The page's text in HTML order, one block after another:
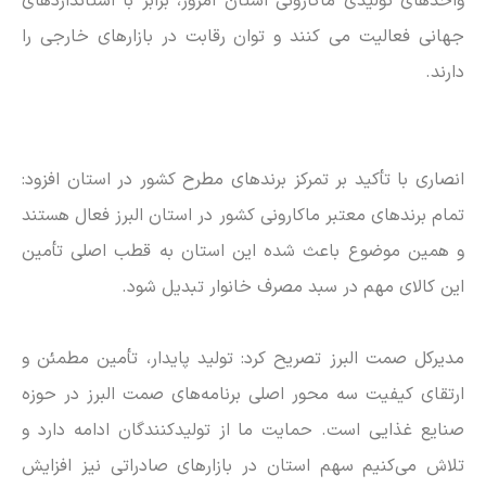
جهانی فعالیت می کنند و توان رقابت در بازارهای خارجی را
دارند.
انصاری با تأکید بر تمرکز برندهای مطرح کشور در استان افزود:
تمام برندهای معتبر ماکارونی کشور در استان البرز فعال هستند
و همین موضوع باعث شده این استان به قطب اصلی تأمین
این کالای مهم در سبد مصرف خانوار تبدیل شود.
مدیرکل صمت البرز تصریح کرد: تولید پایدار، تأمین مطمئن و
ارتقای کیفیت سه محور اصلی برنامه‌های صمت البرز در حوزه
صنایع غذایی است. حمایت ما از تولیدکنندگان ادامه دارد و
تلاش می‌کنیم سهم استان در بازارهای صادراتی نیز افزایش